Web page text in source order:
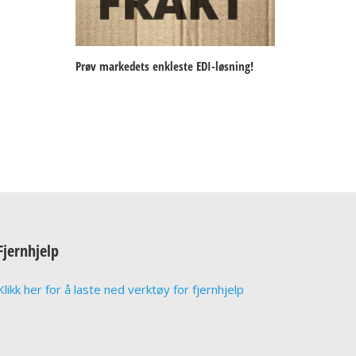
Prøv markedets enkleste EDI-løsning!
her for å laste ned verktøy for fjernhjelp